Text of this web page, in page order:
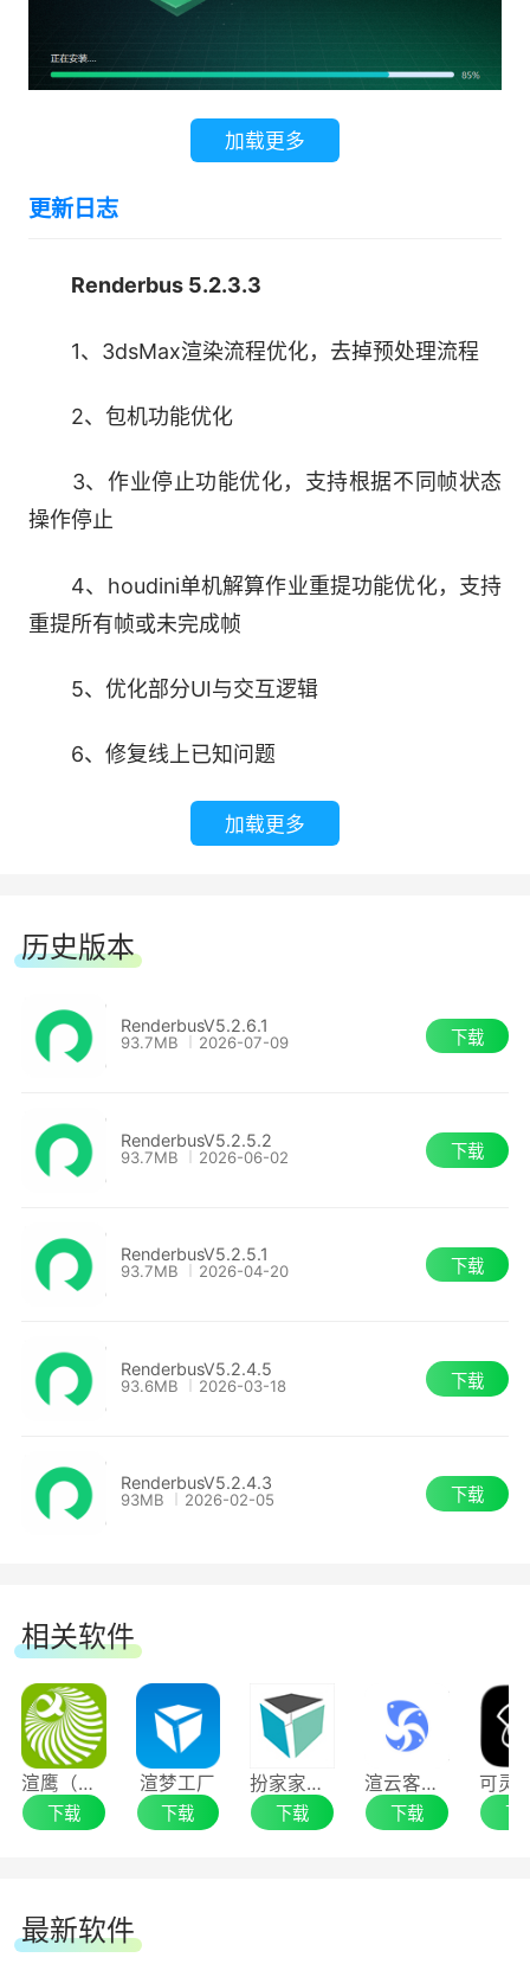
2.高性能存储
基于纯SSD固态硬盘的分布式存储拥有超高的
io性能，当成百上千台服务器同时加载源文件进行
渲染时，都能像加载本地磁盘上的文件一样迅速。
3.海量机器秒级调度
调度引擎能轻松管理上百万的渲染帧队列，除
中用到的软件插件，并匹配到对应的节点机上。
软件特色：
1.高弹性渲染资源
覆盖全国各地，灵活调度，随时可用
2.渲染数据高度安全
瑞云渲染平台通过MPA旗下的TPN权威认证
数据中心通过ISO27001安全认证
3.渲染定制化，无缝集成
在制作流程中集成Renderbus云渲染
加载更多
更新日志
Renderbus 5.2.3.3
1、3dsMax渲染流程优化，去掉预处理流程
2、包机功能优化
3、作业停止功能优化，支持根据不同帧状态
操作停止
4、houdini单机解算作业重提功能优化，支持
重提所有帧或未完成帧
5、优化部分UI与交互逻辑
6、修复线上已知问题
加载更多
历史版本
RenderbusV5.2.6.1
93.7MB 2026-07-09 下载
RenderbusV5.2.5.2
93.7MB 2026-06-02 下载
RenderbusV5.2.5.1
93.7MB 2026-04-20 下载
RenderbusV5.2.4.5
93.6MB 2026-03-18 下载
RenderbusV5.2.4.3
93MB 2026-02-05 下载
相关软件
渲鹰（效果图版）
下载
渲梦工厂
下载
扮家家云渲染
下载
渲云客户端
下载 下
最新软件